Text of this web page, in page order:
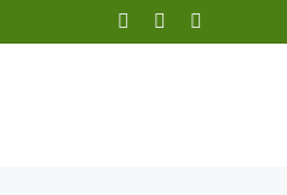
مقال تسجيل